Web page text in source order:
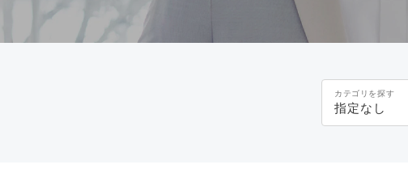
カテゴリを探す
指定なし